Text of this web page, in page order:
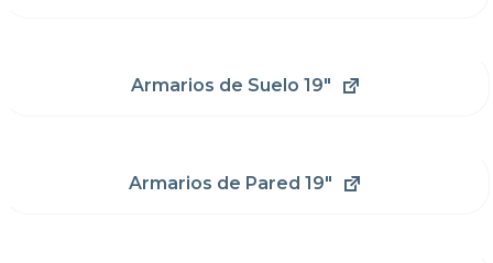
Armarios de Suelo 19"
Armarios de Pared 19"